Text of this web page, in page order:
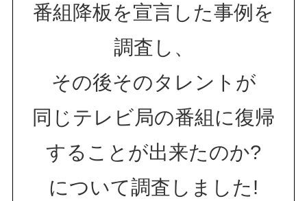
番組降板を宣言した事例を
調査し、
その後そのタレントが
同じテレビ局の番組に復帰
することが出来たのか?
について調査しました!